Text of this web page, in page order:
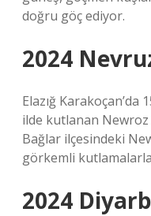
doğru göç ediyor.
2024
Elazığ
ilde kutlanan Newroz
Bağlar ilçesindeki
görkemli
2024